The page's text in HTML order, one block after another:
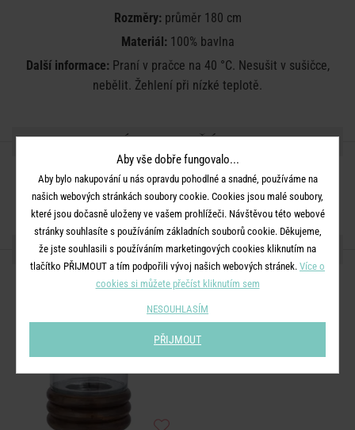
Rozměry:průměr 180 cm
Materiál:100% bavlna
Další informace: Praní v pračce na 40 °C. Nesušit v sušičce,
nebělit. Žehlení při nízké teplotě.
SDÍLEJTE S PŘÁTELI
DALŠÍ PRODUKTY ZE SÉRIE
Aby vše dobře fungovalo...
Aby bylo nakupování u nás opravdu pohodlné a snadné, používáme na
našich webových stránkách soubory cookie. Cookies jsou malé soubory,
které jsou dočasně uloženy ve vašem prohlížeči. Návštěvou této webové
stránky souhlasíte s používáním základních souborů cookie. Děkujeme,
že jste souhlasili s používáním marketingových cookies kliknutím na
tlačítko PŘIJMOUT a tím podpořili vývoj našich webových stránek. Více o
cookies si můžete přečíst kliknutím sem
NESOUHLASÍM
PŘIJMOUT